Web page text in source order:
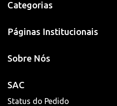
Categorias
Páginas Institucionais
Sobre Nós
SAC
Status do Pedido